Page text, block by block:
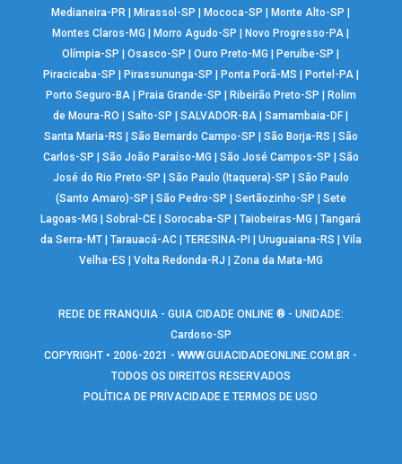
Medianeira-PR
Mirassol-SP Mococa-SP Monte Alto-SP
Montes Claros-MG
Morro Agudo-SP Novo Progresso-PA
Olímpia-SP
|Osasco-SP |Ouro Preto-MG Peruíbe-SP
Piracicaba-SP
Pirassununga-SP Ponta Porã-MS Portel-PA|
Porto Seguro-BA| Praia Grande-SP Ribeirão Preto-SP
Rolim
de Moura-RO
|Salto-SP |SALVADOR-BA |Samambaia-DF
Santa Maria-RS
São Bernardo Campo-SP São Borja-RS
São
Carlos-SP
São João Paraíso-MG São José Campos-SP
São
José do Rio Preto-SP
São Paulo (Itaquera)-SP
São Paulo
(Santo Amaro)-SP
São Pedro-SP Sertãozinho-SP
Sete
Lagoas-MG
|Sobral-CE |Sorocaba-SP |Taiobeiras-MG |Tangará
da Serra-MT| Tarauacá-AC| TERESINA-PI Uruguaiana-RS
Vila
Velha-ES
Volta Redonda-RJ Zona da Mata-MG
REDE DE FRANQUIA - GUIA CIDADE ONLINE ® - UNIDADE:
Cardoso-SP
COPYRIGHT • 2006-2021 -WWW.GUIACIDADEONLINE.COM.BR -
TODOS OS DIREITOS RESERVADOS
POLÍTICA DE PRIVACIDADE E TERMOS DE USO